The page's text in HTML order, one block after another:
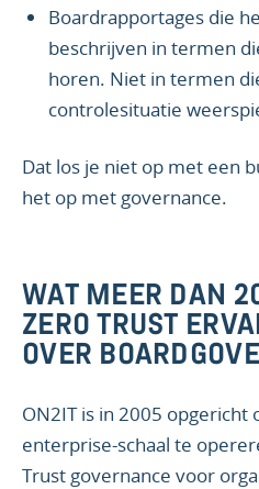
Boardrapportages die
beschrijven in termen
horen. Niet in termen
controlesituatie
Dat los je niet op met een
het op met governance.
WAT MEER DAN
ZERO TRUST
OVER
ON2IT is in 2005 opgericht
enterprise-schaal te
Trust governance voor